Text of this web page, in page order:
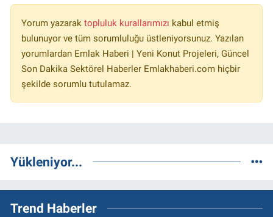
Yorum yazarak topluluk kurallarımızı kabul etmiş
bulunuyor ve tüm sorumluluğu üstleniyorsunuz. Yazılan
yorumlardan Emlak Haberi | Yeni Konut Projeleri, Güncel
Son Dakika Sektörel Haberler Emlakhaberi.com hiçbir
şekilde sorumlu tutulamaz.
Yükleniyor...
Trend Haberler